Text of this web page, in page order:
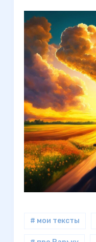
# мои тексты